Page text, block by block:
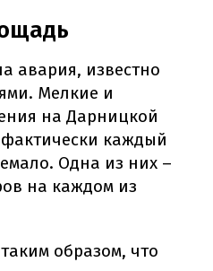
авария, известно
Мелкие и
на Дарницкой
каждый
Одна из них –
на каждом из
образом, что